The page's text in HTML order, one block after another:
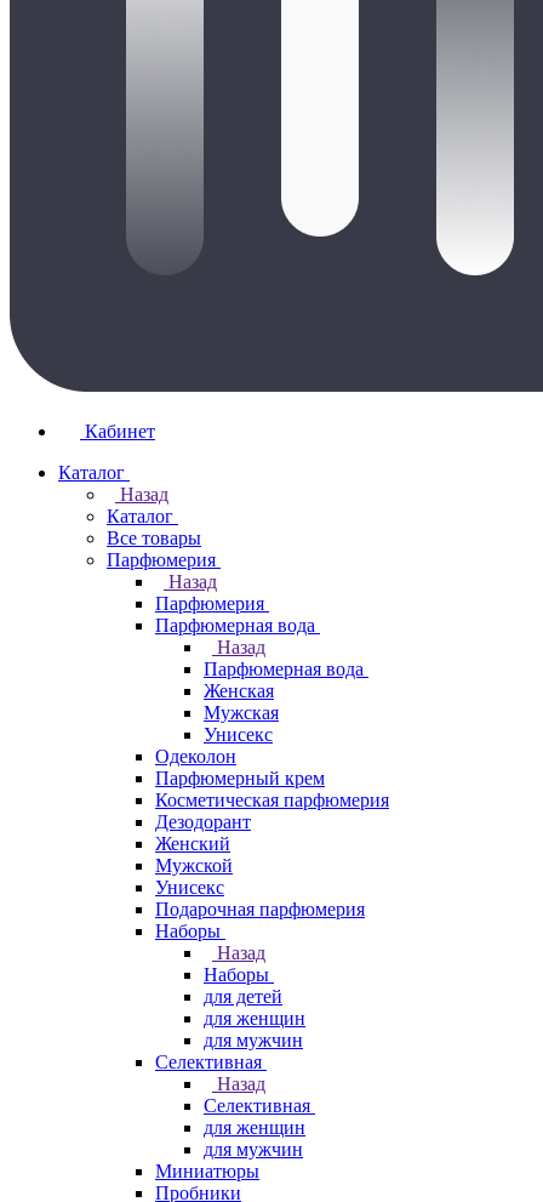
Кабинет
Каталог
Назад
Каталог
Все товары
Парфюмерия
Назад
Парфюмерия
Парфюмерная вода
Назад
Парфюмерная вода
Женская
Мужская
Унисекс
Одеколон
Парфюмерный крем
Косметическая парфюмерия
Дезодорант
Женский
Мужской
Унисекс
Подарочная парфюмерия
Наборы
Назад
Наборы
для детей
для женщин
для мужчин
Селективная
Назад
Селективная
для женщин
для мужчин
Миниатюры
Пробники